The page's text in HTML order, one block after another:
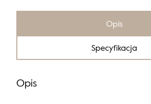
Opis
Specyfikacja
Opis